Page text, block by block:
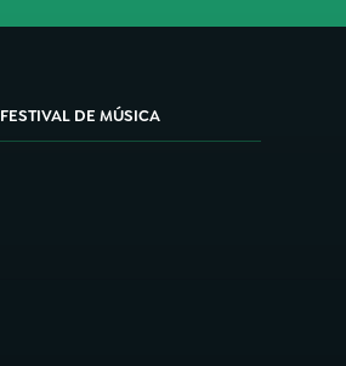
FESTIVAL DE MÚSICA